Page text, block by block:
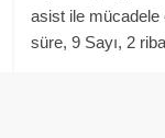
asist ile
süre, 9 Sayı, 2